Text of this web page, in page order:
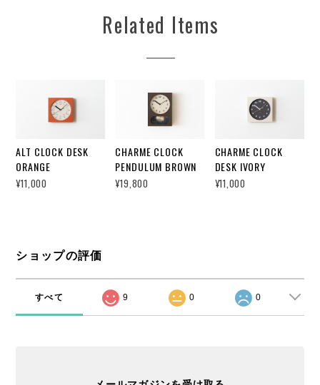
Related Items
ALT CLOCK DESK
ORANGE
¥11,000
CHARME CLOCK
PENDULUM BROWN
¥19,800
CHARME CLOCK
DESK IVORY
¥11,000
ショップの評価
すべて 9 0 0